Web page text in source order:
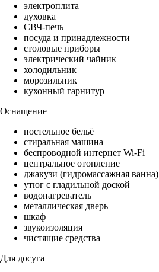
электроплита
духовка
СВЧ-печь
посуда и принадлежности
столовые приборы
электрический чайник
холодильник
морозильник
кухонный гарнитур
Оснащение
постельное бельё
стиральная машина
беспроводной интернет Wi-Fi
центральное отопление
джакузи (гидромассажная ванна)
утюг с гладильной доской
водонагреватель
металлическая дверь
шкаф
звукоизоляция
чистящие средства
Для досуга